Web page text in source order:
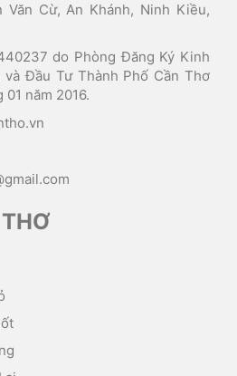
Văn Cừ, An Khánh, Ninh Kiều,
do Phòng Đăng Ký Kinh
và Đầu Tư Thành Phố Cần Thơ
01 năm 2016.